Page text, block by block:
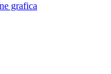
grafica